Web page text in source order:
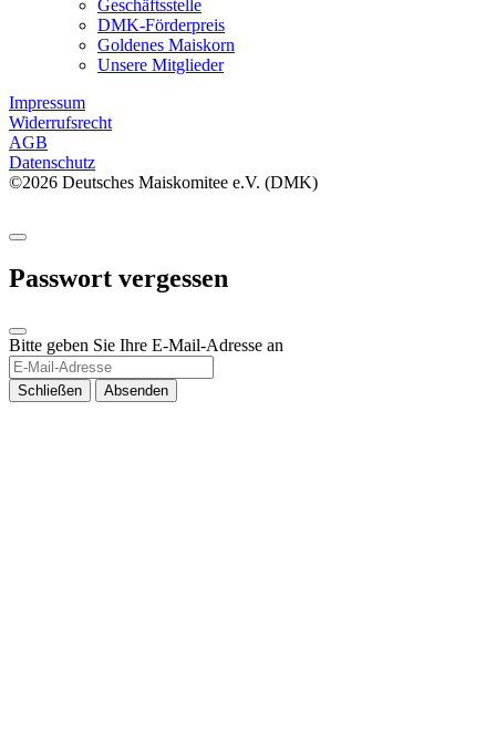
Geschäftsstelle
DMK-Förderpreis
Goldenes Maiskorn
Unsere Mitglieder
Impressum
Widerrufsrecht
AGB
Datenschutz
©2026 Deutsches Maiskomitee e.V. (DMK)
Passwort vergessen
Bitte geben Sie Ihre E-Mail-Adresse an
Schließen Absenden